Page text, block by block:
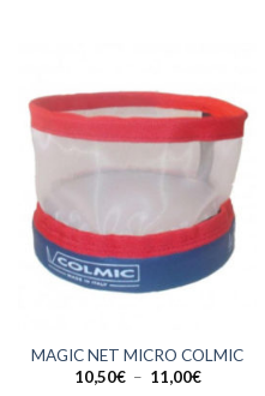
MAGIC NET MICRO COLMIC
10,50€ – 11,00€Plage